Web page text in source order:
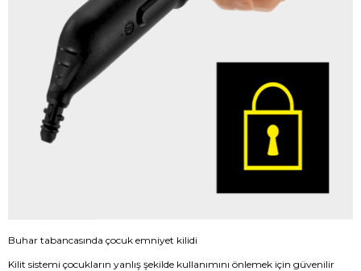
Buhar tabancasında çocuk emniyet kilidi
Kilit sistemi çocukların yanlış şekilde kullanımını önlemek için güvenilir